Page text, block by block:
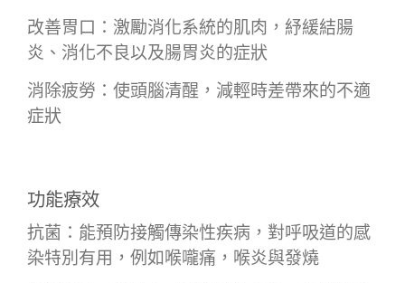
改善胃口：激勵消化系統的肌肉，紓緩結腸
炎、消化不良以及腸胃炎的症狀
消除疲勞：使頭腦清醒，減輕時差帶來的不適
症狀
功能療效
抗菌：能預防接觸傳染性疾病，對呼吸道的感
染特別有用，例如喉嚨痛，喉炎與發燒